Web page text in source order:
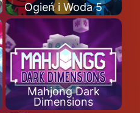
Ogień i Woda 5
Mahjong Dark
Dimensions